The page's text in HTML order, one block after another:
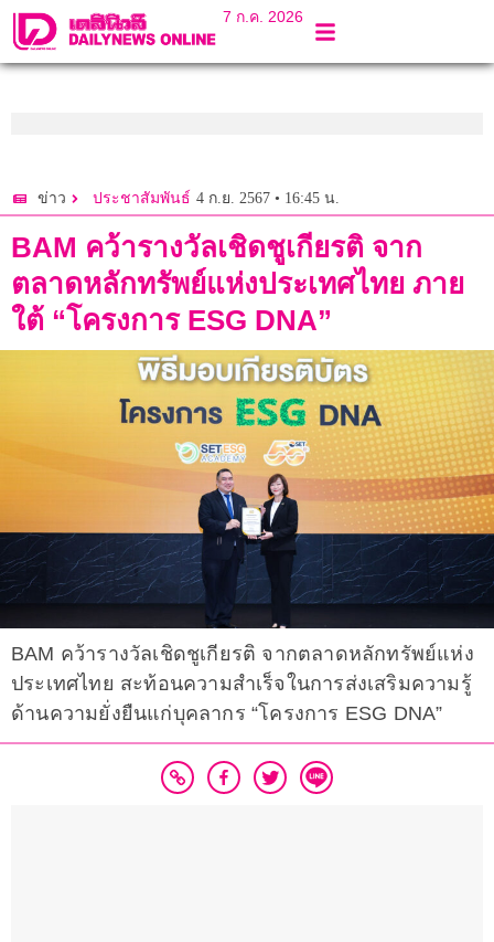
7 ก.ค. 2026
ข่าว ประชาสัมพันธ์ 4 ก.ย. 2567 • 16:45 น.
BAM คว้ารางวัลเชิดชูเกียรติ จาก
ตลาดหลักทรัพย์แห่งประเทศไทย ภาย
ใต้ “โครงการ ESG DNA”
BAM คว้ารางวัลเชิดชูเกียรติ จากตลาดหลักทรัพย์แห่ง
ประเทศไทย สะท้อนความสำเร็จในการส่งเสริมความรู้
ด้านความยั่งยืนแก่บุคลากร “โครงการ ESG DNA”